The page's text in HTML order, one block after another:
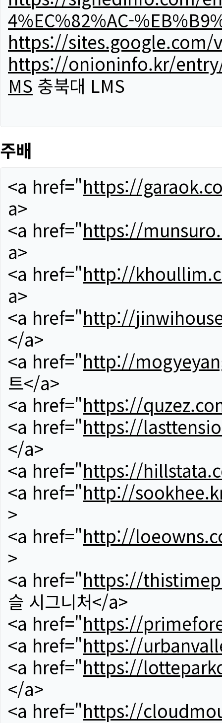
4%EC%82%AC-
https://sites.google.com/
https://onioninfo.kr/entry/
MS 충북대 LMS
주배
<a href="https://
a>
<a href="https://
a>
<a href="http://
a>
<a href="http://
</a>
<a href="http://
트</a>
<a href="https://
<a href="https://
</a>
<a href="https://
<a href="http://
>
<a href="http://
>
<a href="https://
슬 시그니처</a>
<a href="https://
<a href="https://
<a href="https://
</a>
<a href="https://